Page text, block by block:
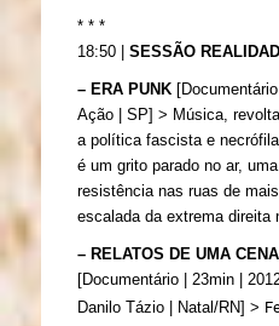
* * *
18:50 | SESSÃO
– ERA PUNK
Ação | SP] > Música,
a política fascista e
é um grito parado no ar,
resistência nas ruas de
escalada da extrema direita
– RELATOS DE UMA
[Documentário | 23min |
Danilo Tázio | Natal/RN] >